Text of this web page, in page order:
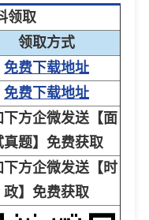
领取
领取方式
免费下载地址
免费下载地址
下方企微发送【面
真题】免费获取
下方企微发送【时
政】免费获取